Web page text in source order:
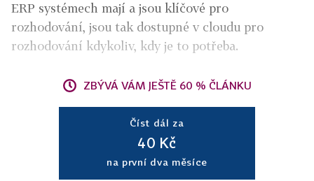
ERP systémech mají a jsou klíčové pro
rozhodování, jsou tak dostupné v cloudu pro
rozhodování kdykoliv, kdy je to potřeba.
ZBÝVÁ VÁM JEŠTĚ 60 % ČLÁNKU
Číst dál za
40 Kč
na první dva měsíce